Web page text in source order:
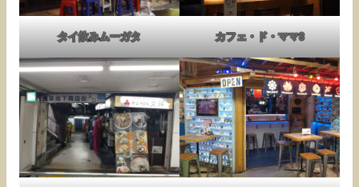
タイ飲みムーガタ カフェ・ド・ママ3